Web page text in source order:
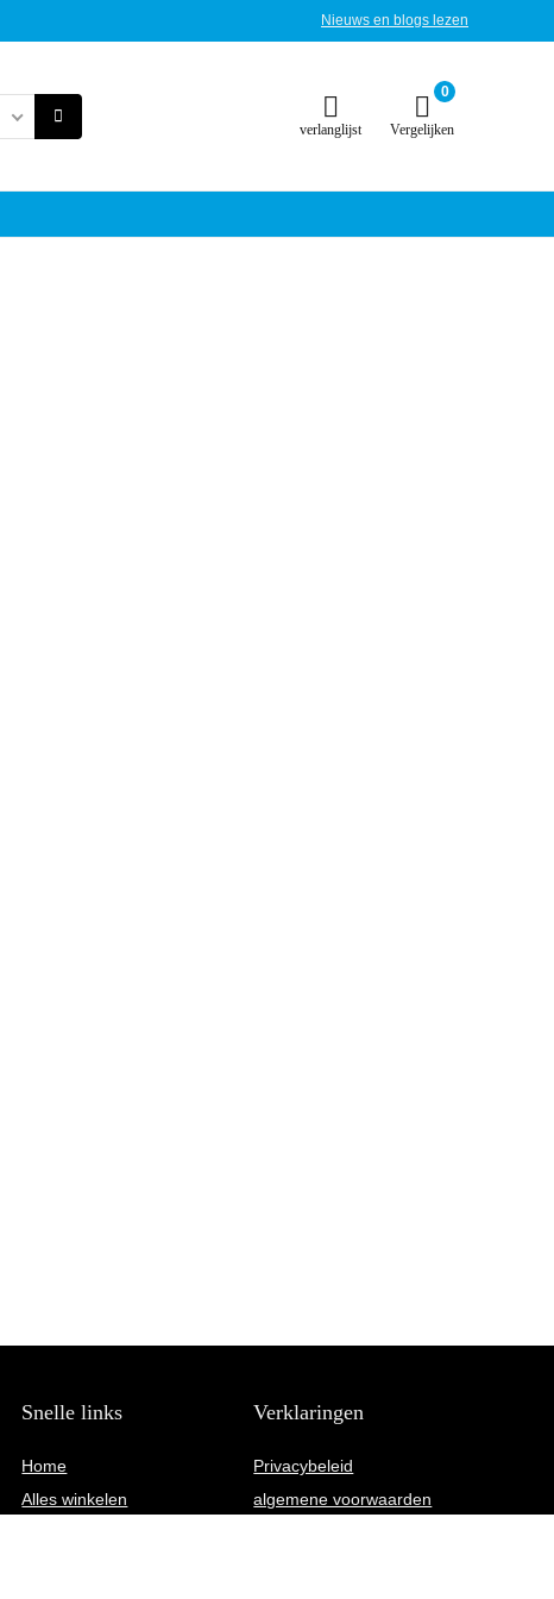
Nieuws en blogs lezen
verlanglijst
0
Vergelijken
Snelle links
Home
Alles winkelen
Verklaringen
Privacybeleid
algemene voorwaarden